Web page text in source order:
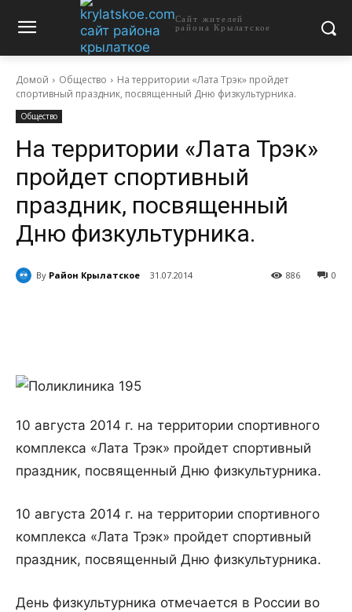
Сайт жителей
района Крылатское
Домой Общество
На территории «Лата Трэк» пройдет
спортивный праздник, посвященный Дню физкультурника.
Общество
На территории «Лата Трэк»
пройдет спортивный
праздник, посвященный
Дню физкультурника.
By Район Крылатское 31.07.2014 0
886
10 августа 2014 г. на территории спортивного
комплекса «Лата Трэк» пройдет спортивный
праздник, посвященный Дню физкультурника.
10 августа 2014 г. на территории спортивного
комплекса «Лата Трэк» пройдет спортивный
праздник, посвященный Дню физкультурника.
День физкультурника отмечается в России во